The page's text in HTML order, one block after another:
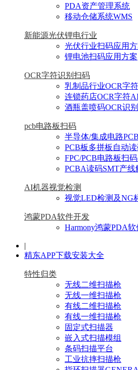
PDA资产管理系统
移动仓储系统WMS
新能源光伏锂电行业
光伏行业扫码应用
锂电池扫码应用方案
OCR字符识别扫码
乳制品行业OCR字
连锁药店OCR字符
酒瓶盖喷码OCR识
pcb电路板扫码
半导体/集成电路
PCB板多拼板自动
FPC/PCB电路板扫
PCBA读码SMT产线
AI机器视觉检测
视觉LED检测及NG
鸿蒙PDA软件开发
Harmony鸿蒙PDA
|
精东APP下载安装大全
特性归类
无线二维扫描枪
无线一维扫描枪
有线二维扫描枪
有线一维扫描枪
固定式扫描器
嵌入式扫描模组
条码扫描平台
工业抗摔扫描枪